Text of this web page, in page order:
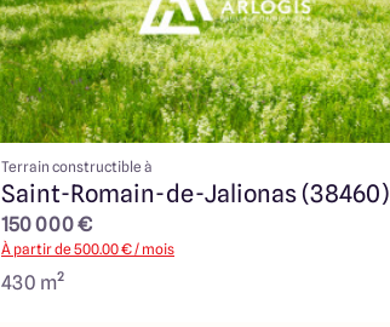
Terrain constructible à
Saint-Romain-de-Jalionas (38460)
150 000 €
À partir de500.00€ / mois
430 m²